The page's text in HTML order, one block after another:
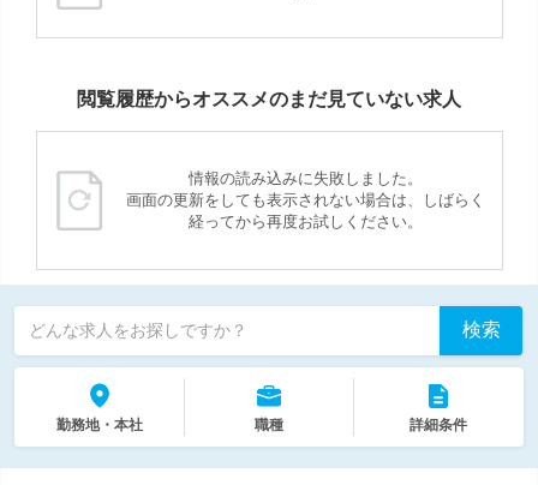
閲覧履歴からオススメのまだ見ていない求人
情報の読み込みに失敗しました。
画面の更新をしても表示されない場合は、しばらく
経ってから再度お試しください。
どんな求人をお探しですか？ 検索
勤務地・本社 職種 詳細条件